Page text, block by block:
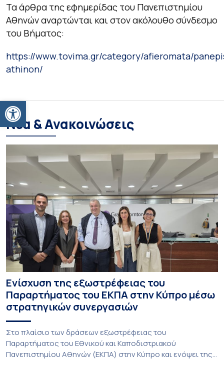
Ανοίξτε τη γραμμή εργαλείων
Τα άρθρα της εφημερίδας του Πανεπιστημίου
Αθηνών αναρτώνται και στον ακόλουθο σύνδεσμο
του Βήματος:
https://www.tovima.gr/category/afieromata/
athinon/
Νέα & Ανακοινώσεις
Ενίσχυση της εξωστρέφειας του
Παραρτήματος του ΕΚΠΑ στην Κύπρο μέσω
στρατηγικών συνεργασιών
Στο πλαίσιο των δράσεων εξωστρέφειας του
Παραρτήματος του Εθνικού και Καποδιστριακού
Πανεπιστημίου Αθηνών (ΕΚΠΑ) στην Κύπρο και ενόψει της